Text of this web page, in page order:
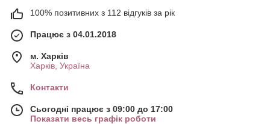
100% позитивних з 112 відгуків за рік
Працює з 04.01.2018
м. Харків
Харків, Україна
Контакти
Сьогодні працює з 09:00 до 17:00
Показати весь графік роботи